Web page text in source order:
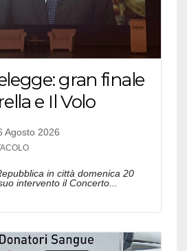
gran finale
e Il Volo
Agosto 2026
in città domenica 20
intervento il Concerto...